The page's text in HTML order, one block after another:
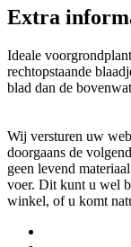
Extra
Ideale
rechtopstaande
blad dan de
Wij versturen uw
doorgaans de
geen levend
voer. Dit kunt u wel
winkel, of u komt